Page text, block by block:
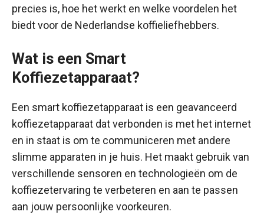
precies is, hoe het werkt en welke voordelen het
biedt voor de Nederlandse koffieliefhebbers.
Wat is een Smart
Koffiezetapparaat?
Een smart koffiezetapparaat is een geavanceerd
koffiezetapparaat dat verbonden is met het internet
en in staat is om te communiceren met andere
slimme apparaten in je huis. Het maakt gebruik van
verschillende sensoren en technologieën om de
koffiezetervaring te verbeteren en aan te passen
aan jouw persoonlijke voorkeuren.